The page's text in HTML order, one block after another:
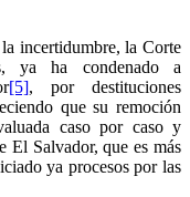
la Corte
ya ha condenado a
[5], por destituciones
que su remoción
caso por caso y
El Salvador, que es más
ya procesos por las